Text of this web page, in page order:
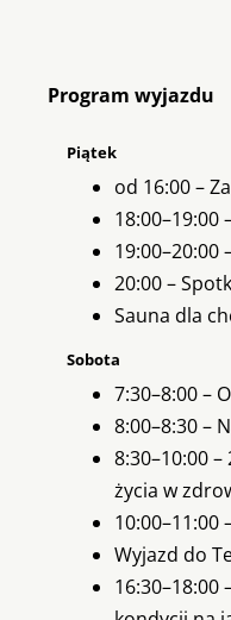
Program wyjazdu
Piątek
od 16:00 –
19:00–20:00
20:00 –
Sauna dla
Sobota
7:30–8:00 –
8:00–8:30 –
8:30–10:00
życia w
10:00–11:00
Wyjazd do